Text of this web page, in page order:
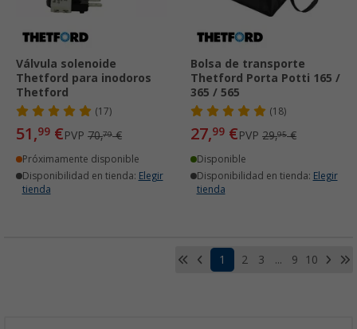
Válvula solenoide
Thetford para inodoros
Thetford
(17)
51,99 €PVP 70,79€
Próximamente disponible
Disponibilidad en tienda: Elegir
tienda
Bolsa de transporte
Thetford Porta Potti 165 /
365 / 565
(18)
27,99 €PVP 29,95€
Disponible
Disponibilidad en tienda: Elegir
tienda
1 2 3 ... 9 10